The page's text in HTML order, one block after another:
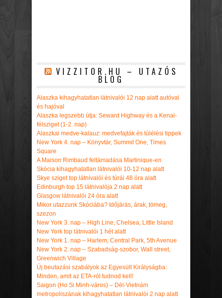
VIZZITOR.HU – UTAZÓS
BLOG
Alaszka kihagyhatatlan látnivalói 12 nap alatt autóval
és hajóval
Alaszka legszebb útja: Seward Highway és a Kenai-
félsziget (1-2. nap)
Alaszkai medve-kalauz: medvefajták és túlélési tippek
New York 4. nap – Könyvtár, Summit One, Times
Square
A Maison Rimbaud feltámadása Martinique-en
Skócia kihagyhatatlan látnivalói 10-12 nap alatt
Skye sziget top látnivalói és túrái 48 óra alatt
Edinburgh top 15 látnivalója 2 nap alatt
Glasgow látnivalói 24 óra alatt
Mikor utazzunk Skóciába? Időjárás, árak, tömeg,
szezon
New York 3. nap – High Line, Chelsea, Little Island
New York top látnivalói 1 hét alatt
New York 1. nap – Harlem, Central Park, 5th Avenue
New York 2. nap – Szabadság-szobor, Wall street,
Greenwich Village
Új beutazási szabályok az Egyesült Királyságba:
Minden, amit az ETA-ról tudnod kell!
Saigon (Ho Si Minh-város) – Dél-Vietnám
metropoliszának kihagyhatatlan látnivalói 2 nap alatt